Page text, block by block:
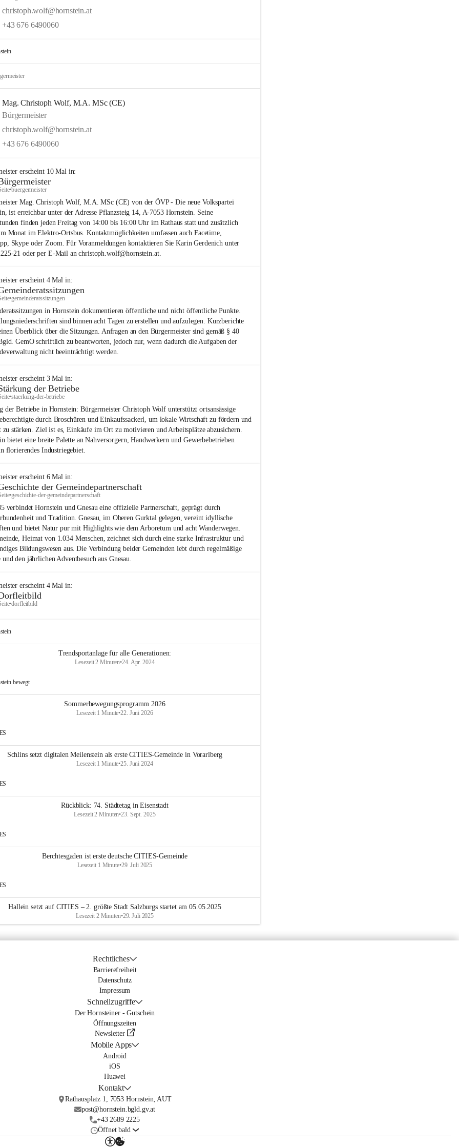
christoph.wolf@hornstein.at
+43 676 6490060
Mag. Christoph Wolf, M.A. MSc (CE)
Bürgermeister
christoph.wolf@hornstein.at
+43 676 6490060
erscheint 10Mal in:
•buergermeister
Mag. Christoph Wolf, M.A. MSc (CE) von der ÖVP - Die neue Volkspartei
ist erreichbar unter der Adresse Pflanzsteig 14, A-7053 Hornstein. Seine
finden jeden Freitag von 14:00 bis 16:00 Uhr im Rathaus statt und zusätzlich
Monat im Elektro-Ortsbus. Kontaktmöglichkeiten umfassen auch Facetime,
Skype oder Zoom. Für Voranmeldungen kontaktieren Sie Karin Gerdenich unter
21 oder per E-Mail an christoph.wolf@hornstein.at.
erscheint 4Mal in:
•gemeinderatssitzungen
in Hornstein dokumentieren öffentliche und nicht öffentliche Punkte.
sind binnen acht Tagen zu erstellen und aufzulegen. Kurzberichte
Überblick über die Sitzungen. Anfragen an den Bürgermeister sind gemäß § 40
GemO schriftlich zu beantworten, jedoch nur, wenn dadurch die Aufgaben der
nicht beeinträchtigt werden.
erscheint 3Mal in:
der Betriebe
•staerkung-der-betriebe
der Betriebe in Hornstein: Bürgermeister Christoph Wolf unterstützt ortsansässige
durch Broschüren und Einkaufssackerl, um lokale Wirtschaft zu fördern und
zu stärken. Ziel ist es, Einkäufe im Ort zu motivieren und Arbeitsplätze abzusichern.
bietet eine breite Palette an Nahversorgern, Handwerkern und Gewerbebetrieben
florierendes Industriegebiet.
erscheint 6Mal in:
der Gemeindepartnerschaft
•geschichte-der-gemeindepartnerschaft
verbindet Hornstein und Gnesau eine offizielle Partnerschaft, geprägt durch
und Tradition. Gnesau, im Oberen Gurktal gelegen, vereint idyllische
und bietet Natur pur mit Highlights wie dem Arboretum und acht Wanderwegen.
Heimat von 1.034 Menschen, zeichnet sich durch eine starke Infrastruktur und
Bildungswesen aus. Die Verbindung beider Gemeinden lebt durch regelmäßige
und den jährlichen Adventbesuch aus Gnesau.
erscheint 4Mal in:
•dorfleitbild
Trendsportanlage für alle Generationen:
Lesezeit 2 Minuten•24. Apr. 2024
bewegt
Sommerbewegungsprogramm 2026
Lesezeit 1 Minute•22. Juni 2026
Schlins setzt digitalen Meilenstein als erste CITIES-Gemeinde in Vorarlberg
Lesezeit 1 Minute•25. Juni 2024
Rückblick: 74. Städtetag in Eisenstadt
Lesezeit 2 Minuten•23. Sept. 2025
Berchtesgaden ist erste deutsche CITIES-Gemeinde
Lesezeit 1 Minute•29. Juli 2025
Hallein setzt auf CITIES – 2. größte Stadt Salzburgs startet am 05.05.2025
Lesezeit 2 Minuten•29. Juli 2025
Rechtliches
Barrierefreiheit
Datenschutz
Impressum
Schnellzugriffe
Der Hornsteiner - Gutschein
Öffnungszeiten
Newsletter
Mobile Apps
Android
iOS
Huawei
Kontakt
Rathausplatz 1, 7053 Hornstein, AUT
post@hornstein.bgld.gv.at
+43 2689 2225
Öffnet bald